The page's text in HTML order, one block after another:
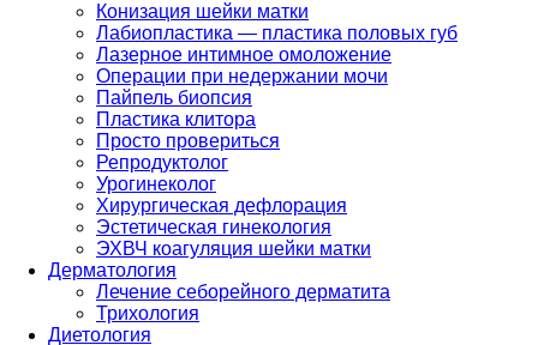
Конизация шейки матки
Лабиопластика — пластика половых губ
Лазерное интимное омоложение
Операции при недержании мочи
Пайпель биопсия
Пластика клитора
Просто провериться
Репродуктолог
Урогинеколог
Хирургическая дефлорация
Эстетическая гинекология
ЭХВЧ коагуляция шейки матки
Дерматология
Лечение себорейного дерматита
Трихология
Диетология